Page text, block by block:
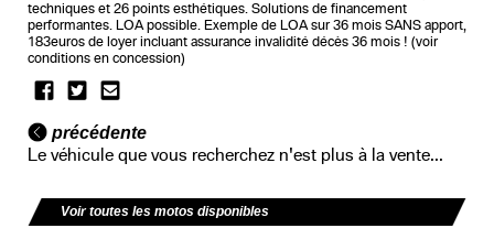
techniques et 26 points esthétiques. Solutions de financement
performantes. LOA possible. Exemple de LOA sur 36 mois SANS apport,
183euros de loyer incluant assurance invalidité décès 36 mois ! (voir
conditions en concession)
précédente
Le véhicule que vous recherchez n'est plus à la vente...
Voir toutes les motos disponibles